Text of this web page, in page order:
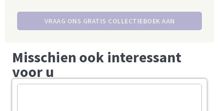
VRAAG ONS GRATIS COLLECTIEBOEK AAN
Misschien ook interessant
voor u